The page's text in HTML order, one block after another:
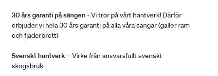
30 års garanti på sängen - Vi tror på vårt hantverk! Därför
erbjuder vi hela 30 års garanti på alla våra sängar (gäller ram
och fjäderbrott)
Svenskt hantverk– Virke från ansvarsfullt svenskt
skogsbruk